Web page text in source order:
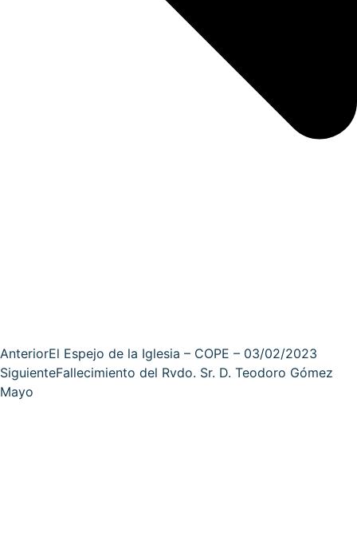
AnteriorEl Espejo de la Iglesia – COPE – 03/02/2023
SiguienteFallecimiento del Rvdo. Sr. D. Teodoro Gómez
Mayo